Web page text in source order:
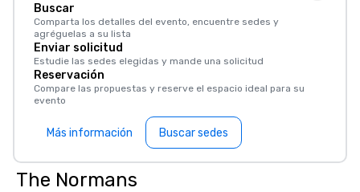
Buscar
Comparta los detalles del evento, encuentre sedes y
agréguelas a su lista
Enviar solicitud
Estudie las sedes elegidas y mande una solicitud
Reservación
Compare las propuestas y reserve el espacio ideal para su
evento
Más información Buscar sedes
The Normans